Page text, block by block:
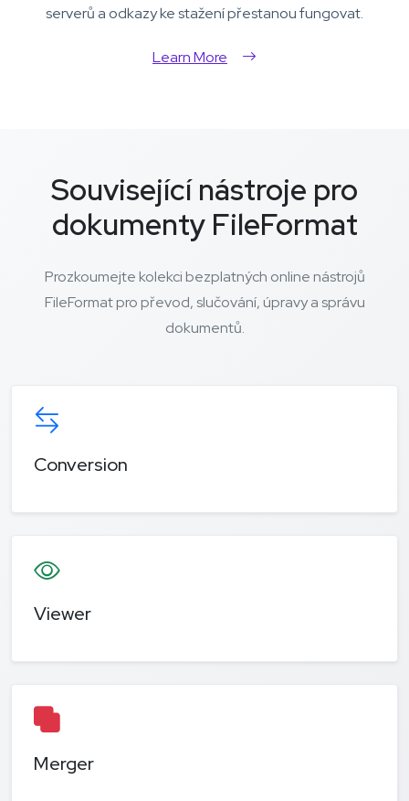
serverů a odkazy ke stažení přestanou fungovat.
Learn More
Související nástroje pro
dokumenty FileFormat
Prozkoumejte kolekci bezplatných online nástrojů
FileFormat pro převod, slučování, úpravy a správu
dokumentů.
Conversion
Viewer
Merger